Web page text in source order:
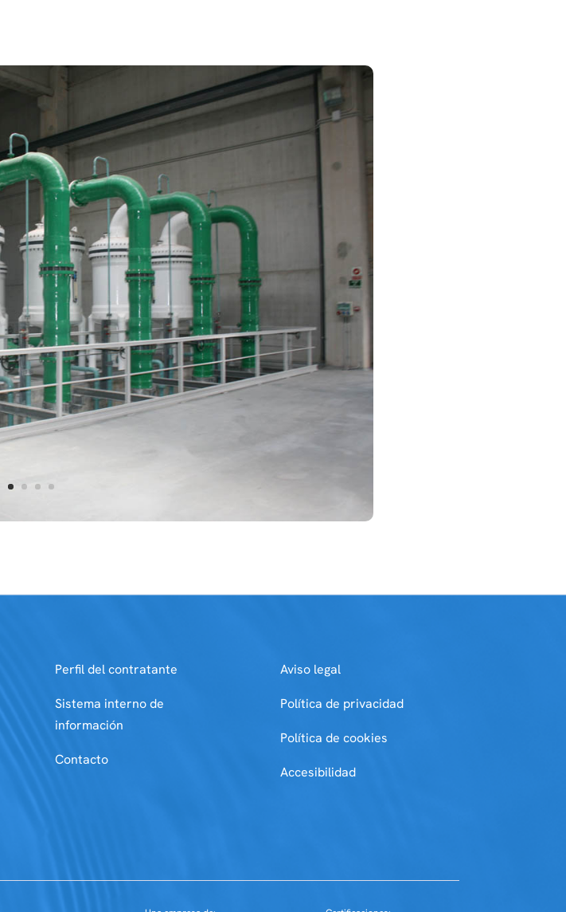
Perfil del contratante
Sistema interno de
información
Contacto
Aviso legal
Política de privacidad
Política de cookies
Accesibilidad